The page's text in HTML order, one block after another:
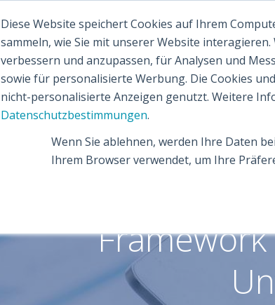
Diese Website speichert Cookies auf Ihrem
sammeln, wie Sie mit unserer Website
verbessern und anzupassen, für Analysen und
sowie für personalisierte Werbung. Die Cookies
nicht-personalisierte Anzeigen genutzt. Weitere
Datenschutzbestimmungen.
Wenn Sie ablehnen, werden Ihre Daten
Ihrem Browser verwendet, um Ihre